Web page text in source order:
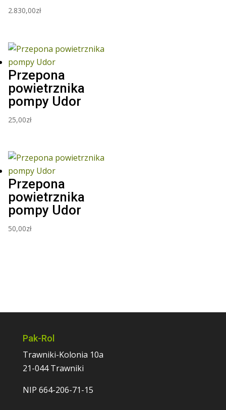
2.830,00zł
Przepona
powietrznika
pompy Udor
25,00zł
Przepona
powietrznika
pompy Udor
50,00zł
Pak-Rol
Trawniki-Kolonia 10a
21-044 Trawniki
NIP 664-206-71-15